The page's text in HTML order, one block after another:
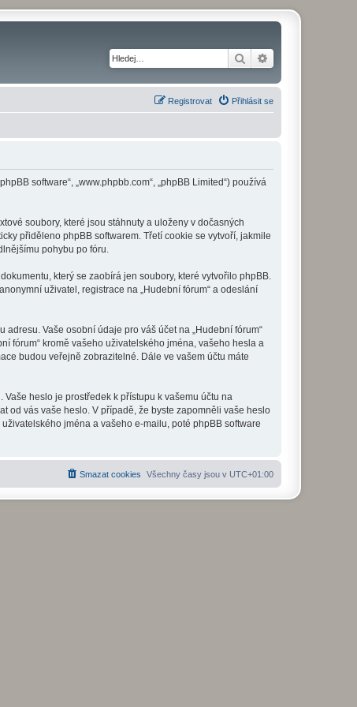
Hledat
Přihlásit se
Registrovat
software“, „www.phpbb.com“, „phpBB Limited“) používá
soubory, které jsou stáhnuty a uloženy v dočasných
přiděleno phpBB softwarem. Třetí cookie se vytvoří, jakmile
pohybu po fóru.
který se zaobírá jen soubory, které vytvořilo phpBB.
uživatel, registrace na „Hudební fórum“ a odeslání
Vaše osobní údaje pro váš účet na „Hudební fórum“
fórum“ kromě vašeho uživatelského jména, vašeho hesla a
budou veřejně zobrazitelné. Dále ve vašem účtu máte
heslo je prostředek k přístupu k vašemu účtu na
od vás vaše heslo. V případě, že byste zapomněli vaše heslo
jména a vašeho e-mailu, poté phpBB software
Všechny časy jsou v UTC+01:00
Smazat cookies